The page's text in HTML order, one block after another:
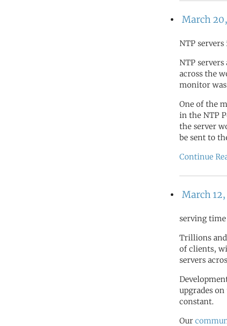
March
NTP
NTP
across the
monitor
One of the
in the NTP
the server
be sent to
Continue
March
serving
Trillions
of clients,
servers
upgrades
constant.
Our